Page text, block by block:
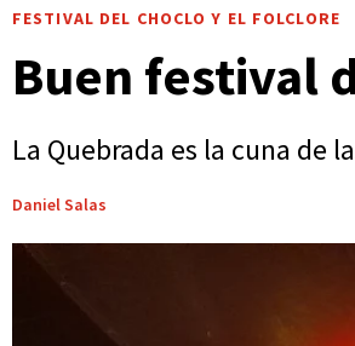
FESTIVAL DEL CHOCLO Y EL FOLCLORE
Buen festival
La Quebrada es la cuna de
Daniel Salas